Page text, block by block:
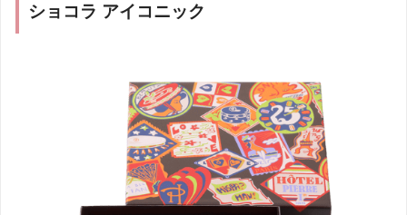
ショコラ アイコニック